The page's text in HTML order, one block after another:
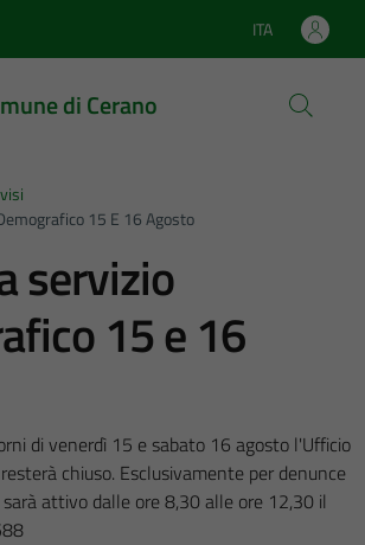
Lingua attiva:
ITA
di Cerano
15 E 16 Agosto
servizio
15 e 16
di venerdì 15 e sabato 16 agosto l'Ufficio
chiuso. Esclusivamente per denunce
attivo dalle ore 8,30 alle ore 12,30 il